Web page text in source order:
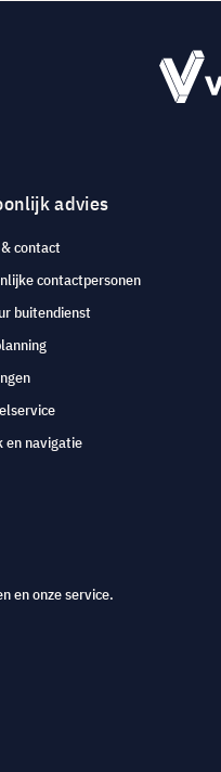
advies
contact
contactpersonen
buitendienst
en navigatie
en onze service.